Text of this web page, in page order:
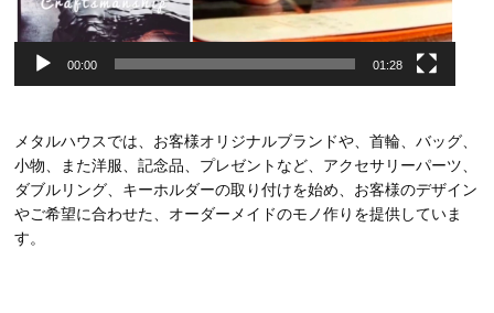
00:00 01:28
メタルハウスでは、お客様オリジナルブランドや、首輪、バッグ、
小物、また洋服、記念品、プレゼントなど、アクセサリーパーツ、
ダブルリング、キーホルダーの取り付けを始め、お客様のデザイン
やご希望に合わせた、オーダーメイドのモノ作りを提供していま
す。